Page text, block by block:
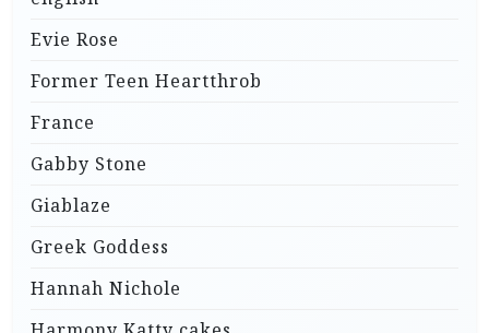
Evie Rose
Former Teen Heartthrob
France
Gabby Stone
Giablaze
Greek Goddess
Hannah Nichole